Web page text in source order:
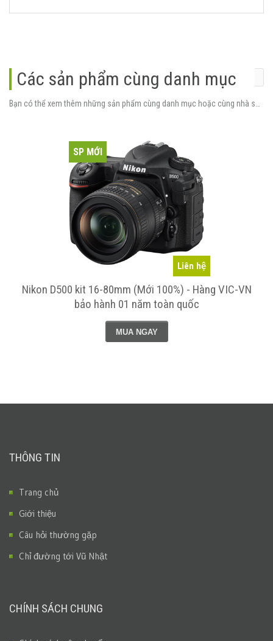
Các sản phẩm cùng danh mục
Liên hệ
SP MỚI
Nikon D500 kit 16-80mm (Mới 100%) - Hàng VIC-VN
bảo hành 01 năm toàn quốc
MUA NGAY
THÔNG TIN
Trang chủ
Giới thiệu
Câu hỏi thường gặp
Chỉ đường tới Vũ Nhật
CHÍNH SÁCH CHUNG